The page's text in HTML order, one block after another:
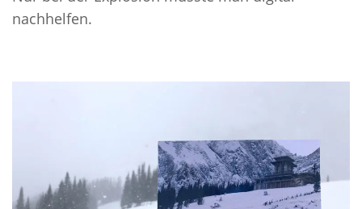
nachhelfen.